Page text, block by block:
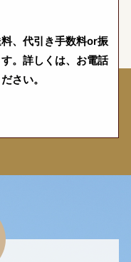
、代引き手数料or振
。詳しくは、お電話
さい。